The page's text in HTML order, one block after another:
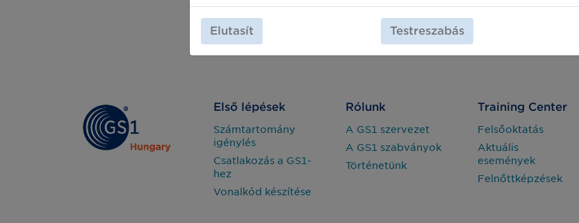
Első lépések
Számtartomány
igénylés
Csatlakozás a GS1-
hez
Vonalkód készítése
Rólunk
A GS1 szervezet
A GS1 szabványok
Történetünk
Training Center
Felsőoktatás
Aktuális
események
Felnőttképzések
Elutasít Testreszabás